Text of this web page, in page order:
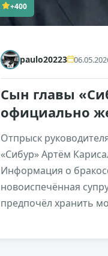
+400
paulo20223
Сын главы
официально
Отпрыск
«Сибур» Артём
Информация о
новоиспечённая
предпочёл хранить